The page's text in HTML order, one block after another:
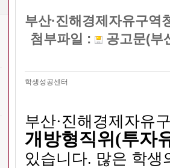
부산·진해경제자유구역
첨부파일 :
공고문(부
학생성공센터
부산·진해경제자유
개방형직위(투자
있습니다. 많은 학생